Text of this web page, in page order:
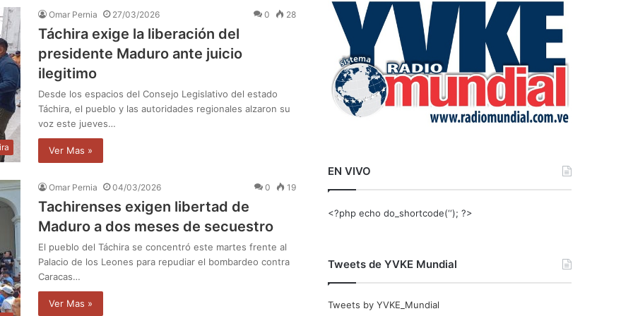
Omar Pernia 27/03/2026 0 28
Táchira exige la liberación del
presidente Maduro ante juicio
ilegitimo
Desde los espacios del Consejo Legislativo del estado
Táchira, el pueblo y las autoridades regionales alzaron su
voz este jueves…
Ver Mas »
Omar Pernia 04/03/2026 0 19
Tachirenses exigen libertad de
Maduro a dos meses de secuestro
El pueblo del Táchira se concentró este martes frente al
Palacio de los Leones para repudiar el bombardeo contra
Caracas…
Ver Mas »
r
EN VIVO
<?php echo do_shortcode(‘‘); ?>
Tweets de YVKE Mundial
Tweets by YVKE_Mundial